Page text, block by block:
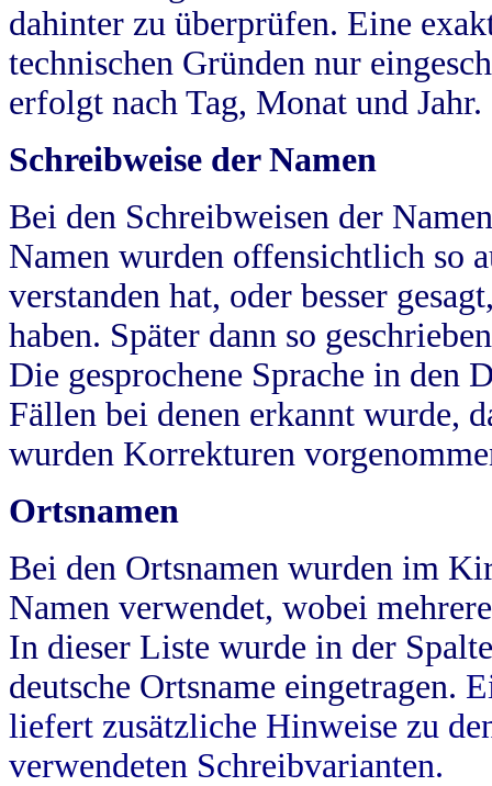
dahinter zu überprüfen. Eine
technischen Gründen nur
erfolgt nach Tag, Monat und Jahr.
Schreibweise der Namen
Bei den Schreibweisen der
Namen wurden offensichtlich so
verstanden hat, oder besser
haben. Später dann so
Die gesprochene Sprache in
Fällen bei denen erkannt wurde,
wurden Korrekturen
Ortsnamen
Bei den Ortsnamen wurden im
Namen verwendet, wobei
In dieser Liste wurde in der
deutsche Ortsname eingetragen.
liefert zusätzliche Hinweise zu
verwendeten Schreibvarianten.